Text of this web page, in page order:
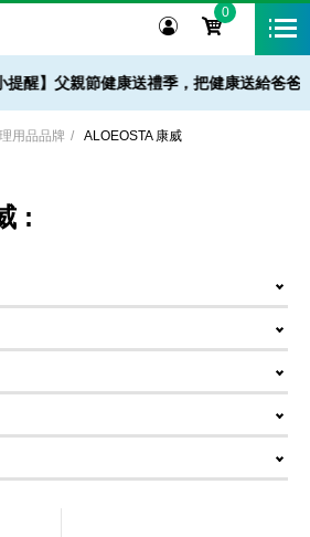
0
醒】父親節健康送禮季，把健康送給爸爸
用品品牌 ALOEOSTA 康威
: